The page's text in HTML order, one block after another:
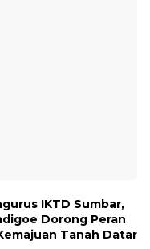
IKTD Sumbar,
Dorong Peran
Tanah Datar